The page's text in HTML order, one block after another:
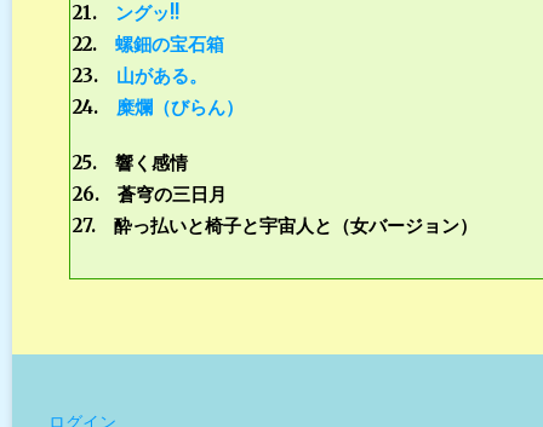
21. ングッ!!
22.
螺鈿の宝石箱
23.
山がある。
24. 糜爛（びらん）
25. 響く感情
26. 蒼穹の三日月
27. 酔っ払いと椅子と宇宙人と（女バージョン）
ログイン